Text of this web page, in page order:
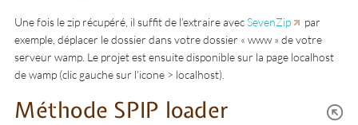
Une fois le zip récupéré, il suffit de l’extraire avecSevenZip
par
exemple, déplacer le dossier dans votre dossier « www » de votre
serveur wamp. Le projet est ensuite disponible sur la page localhost
de wamp (clic gauche sur l’icone > localhost).
Méthode SPIP loader